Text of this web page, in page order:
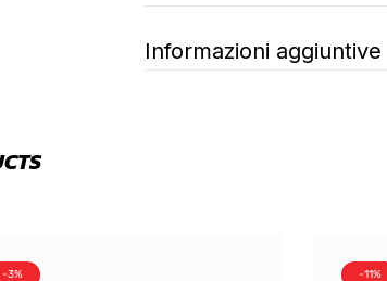
Informazioni aggiuntive
-3% -11%